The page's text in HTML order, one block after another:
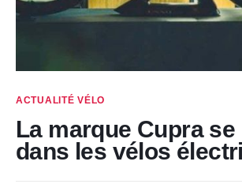
ACTUALITÉ VÉLO
La marque Cupra se
dans les vélos